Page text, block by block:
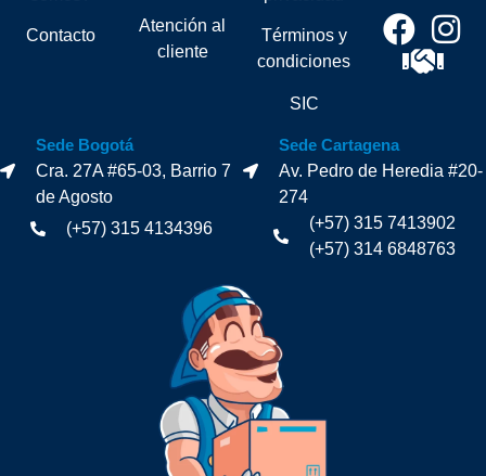
Contacto
Atención al
cliente
Términos y
condiciones
SIC
Sede Bogotá
Cra. 27A #65-03, Barrio 7
de Agosto
(+57) 315 4134396
Sede Cartagena
Av. Pedro de Heredia #20-
274
(+57) 315 7413902
(+57) 314 6848763